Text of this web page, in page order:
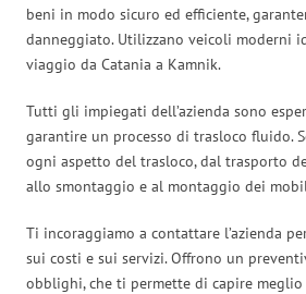
beni in modo sicuro ed efficiente,
danneggiato. Utilizzano veicoli moderni
viaggio da Catania a Kamnik.
Tutti gli impiegati dell’azienda sono
garantire un processo di trasloco fluido.
ogni aspetto del trasloco, dal trasporto
allo smontaggio e al montaggio dei
Ti incoraggiamo a contattare l’azienda
sui costi e sui servizi. Offrono un
obblighi, che ti permette di capire